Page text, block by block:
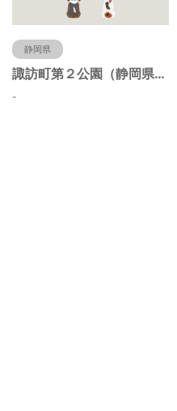
静岡県
諏訪町第２公園（静岡県静岡市）
-